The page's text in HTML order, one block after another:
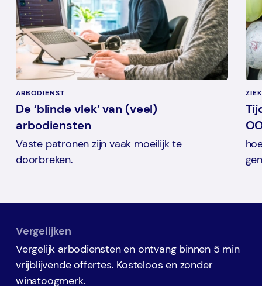
ARBODIENST
De ‘blinde vlek’ van (veel)
arbodiensten
Vaste patronen zijn vaak moeilijk te
doorbreken.
Vergelijken
Vergelijk arbodiensten en ontvang binnen 5 min
vrijblijvende offertes. Kosteloos en zonder
winstoogmerk.